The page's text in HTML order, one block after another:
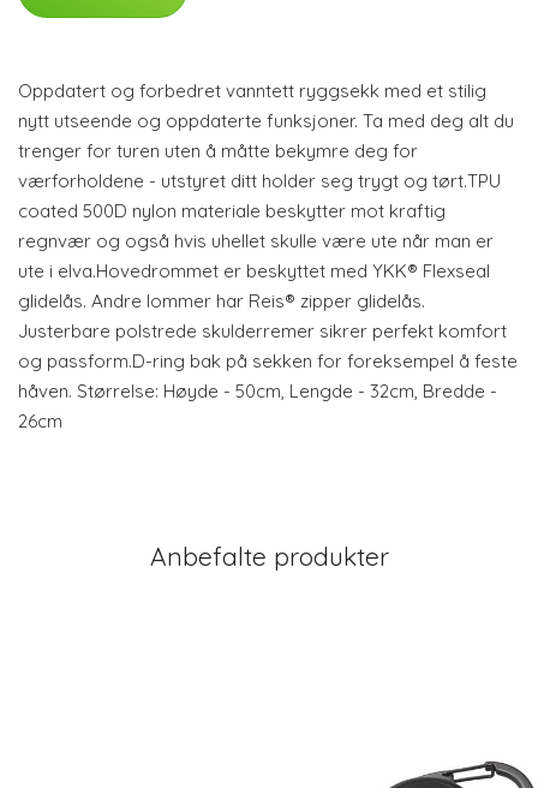
Oppdatert og forbedret vanntett ryggsekk med et stilig
nytt utseende og oppdaterte funksjoner. Ta med deg alt du
trenger for turen uten å måtte bekymre deg for
værforholdene - utstyret ditt holder seg trygt og tørt.TPU
coated 500D nylon materiale beskytter mot kraftig
regnvær og også hvis uhellet skulle være ute når man er
ute i elva.Hovedrommet er beskyttet med YKK® Flexseal
glidelås. Andre lommer har Reis® zipper glidelås.
Justerbare polstrede skulderremer sikrer perfekt komfort
og passform.D-ring bak på sekken for foreksempel å feste
håven. Størrelse: Høyde - 50cm, Lengde - 32cm, Bredde -
26cm
Anbefalte produkter